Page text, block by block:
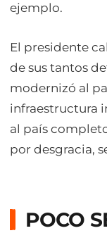
ejemplo.
El presidente
de sus tantos
modernizó al
infraestructura
al país
por desgracia,
POCO